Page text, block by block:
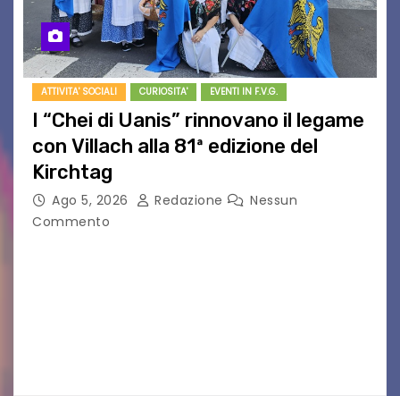
ATTIVITA' SOCIALI CURIOSITA' EVENTI IN F.V.G.
I “Chei di Uanis” rinnovano il legame
con Villach alla 81ª edizione del
Kirchtag
Ago 5, 2026 Redazione
Nessun
Commento